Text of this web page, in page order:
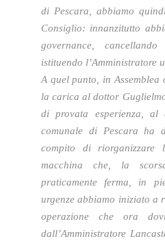
di Pescara, abbiamo
Consiglio: innanzitutto
governance,
istituendo l’Amministratore
A quel punto, in Assemblea
la carica al dottor
di provata esperienza, al
comunale di Pescara ha
compito di
macchina che, la
praticamente ferma, in
urgenze abbiamo iniziato a
operazione che ora
dall’Amministratore